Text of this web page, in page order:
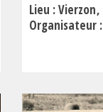
Lieu :Vierzon
Organisateur :